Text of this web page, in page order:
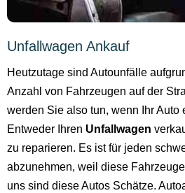
Unfallwagen Ankauf
Heutzutage sind Autounfälle
Anzahl von Fahrzeugen auf der
werden Sie also tun, wenn Ihr Auto
Entweder Ihren Unfallwagen
zu reparieren. Es ist für jeden
abzunehmen, weil diese
uns sind diese Autos Schätze.